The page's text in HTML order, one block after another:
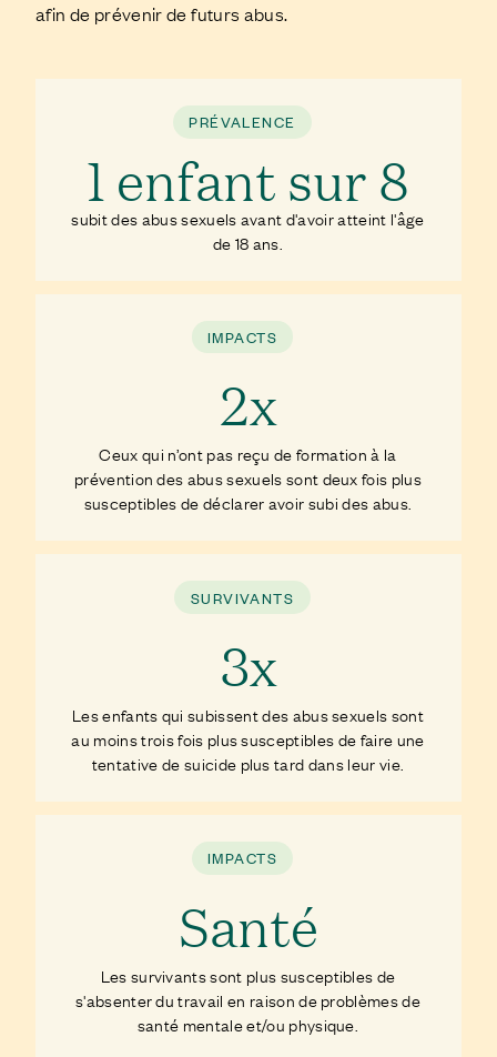
afin de prévenir de futurs abus.
PRÉVALENCE
1 enfant sur 8
subit des abus sexuels avant d'avoir atteint l'âge
de 18 ans.
IMPACTS
2x
Ceux qui n’ont pas reçu de formation à la
prévention des abus sexuels sont deux fois plus
susceptibles de déclarer avoir subi des abus.
SURVIVANTS
3x
Les enfants qui subissent des abus sexuels sont
au moins trois fois plus susceptibles de faire une
tentative de suicide plus tard dans leur vie.
IMPACTS
Santé
Les survivants sont plus susceptibles de
s'absenter du travail en raison de problèmes de
santé mentale et/ou physique.